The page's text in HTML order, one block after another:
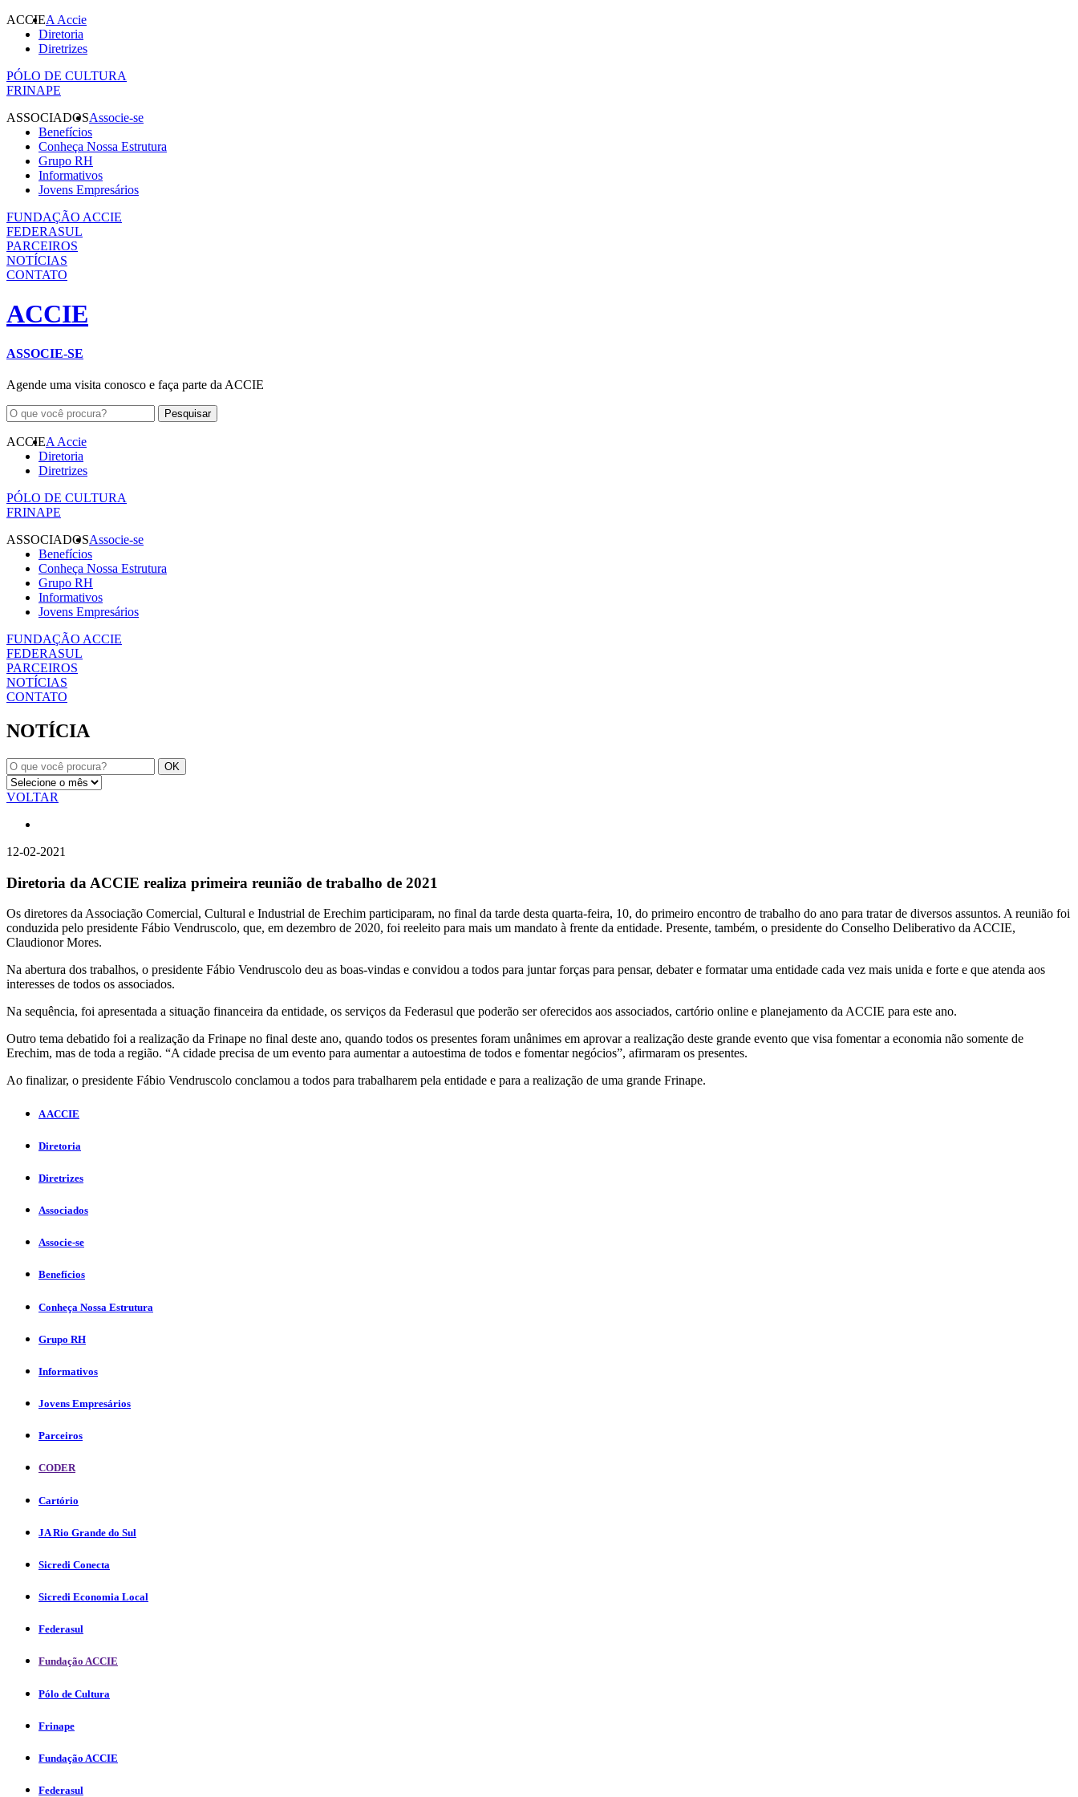
ACCIEA Accie
Diretoria
Diretrizes
PÓLO DE CULTURA
FRINAPE
ASSOCIADOSAssocie-se
Benefícios
Conheça Nossa Estrutura
Grupo RH
Informativos
Jovens Empresários
FUNDAÇÃO ACCIE
FEDERASUL
PARCEIROS
NOTÍCIAS
CONTATO
ACCIE
ASSOCIE-SE
Agende uma visita conosco e faça parte da ACCIE
ACCIEA Accie
Diretoria
Diretrizes
PÓLO DE CULTURA
FRINAPE
ASSOCIADOSAssocie-se
Benefícios
Conheça Nossa Estrutura
Grupo RH
Informativos
Jovens Empresários
FUNDAÇÃO ACCIE
FEDERASUL
PARCEIROS
NOTÍCIAS
CONTATO
NOTÍCIA
VOLTAR
12-02-2021
Diretoria da ACCIE realiza primeira reunião de trabalho de 2021
Os diretores da Associação Comercial, Cultural e Industrial de Erechim participaram, no final da tarde desta quarta-feira, 10, do primeiro encontro de trabalho do ano para tratar de diversos assuntos. A reunião foi
conduzida pelo presidente Fábio Vendruscolo, que, em dezembro de 2020, foi reeleito para mais um mandato à frente da entidade. Presente, também, o presidente do Conselho Deliberativo da ACCIE,
Claudionor Mores.
Na abertura dos trabalhos, o presidente Fábio Vendruscolo deu as boas-vindas e convidou a todos para juntar forças para pensar, debater e formatar uma entidade cada vez mais unida e forte e que atenda aos
interesses de todos os associados.
Na sequência, foi apresentada a situação financeira da entidade, os serviços da Federasul que poderão ser oferecidos aos associados, cartório online e planejamento da ACCIE para este ano.
Outro tema debatido foi a realização da Frinape no final deste ano, quando todos os presentes foram unânimes em aprovar a realização deste grande evento que visa fomentar a economia não somente de
Erechim, mas de toda a região. “A cidade precisa de um evento para aumentar a autoestima de todos e fomentar negócios”, afirmaram os presentes.
Ao finalizar, o presidente Fábio Vendruscolo conclamou a todos para trabalharem pela entidade e para a realização de uma grande Frinape.
A ACCIE
Diretoria
Diretrizes
Associados
Associe-se
Benefícios
Conheça Nossa Estrutura
Grupo RH
Informativos
Jovens Empresários
Parceiros
CODER
Cartório
JA Rio Grande do Sul
Sicredi Conecta
Sicredi Economia Local
Federasul
Fundação ACCIE
Pólo de Cultura
Frinape
Fundação ACCIE
Federasul